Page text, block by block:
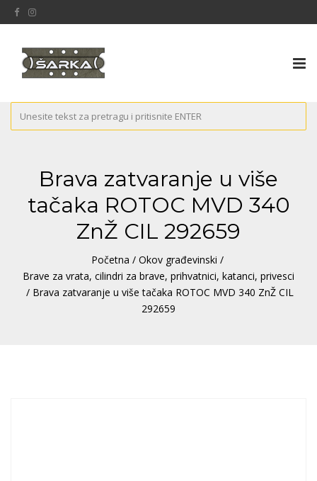
Brava zatvaranje u više
tačaka ROTOC MVD 340
ZnŽ CIL 292659
Početna / Okov građevinski /
Brave za vrata, cilindri za brave, prihvatnici, katanci, privesci
/ Brava zatvaranje u više tačaka ROTOC MVD 340 ZnŽ CIL
292659